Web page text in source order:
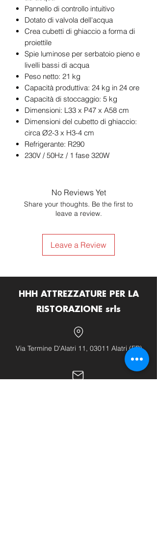
Pannello di controllo intuitivo
Dotato di valvola dell'acqua
Crea cubetti di ghiaccio a forma di
proiettile
Spie luminose per serbatoio pieno e
livelli bassi di acqua
Peso netto: 21 kg
Capacità produttiva: 24 kg in 24 ore
Capacità di stoccaggio: 5 kg
Dimensioni: L33 x P47 x A58 cm
Dimensioni del cubetto di ghiaccio:
circa Ø2-3 x H3-4 cm
Refrigerante: R290
230V / 50Hz / 1 fase 320W
No Reviews Yet
Share your thoughts. Be the first to
leave a review.
Leave a Review
HHH ATTREZZATURE PER LA
RISTORAZIONE srls
Via Termine D'Alatri 11, 03011 Alatri (FR)